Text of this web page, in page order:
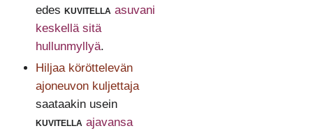
edes kuvitella asuvani
keskellä sitä
hullunmyllyä.
Hiljaa köröttelevän
ajoneuvon kuljettaja
saataakin usein
kuvitella ajavansa